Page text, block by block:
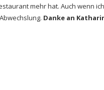
mehr hat. Auch wenn
Danke an